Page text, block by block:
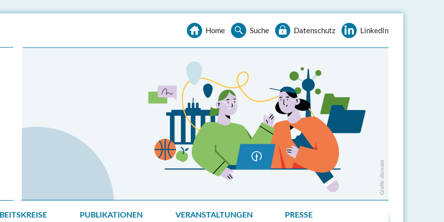
Home Suche Datenschutz LinkedIn
PUBLIKATIONEN VERANSTALTUNGEN PRESSE